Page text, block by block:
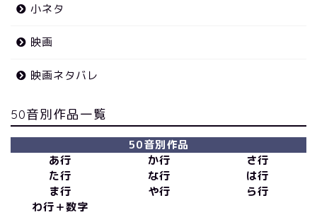
小ネタ
映画
映画ネタバレ
50音別作品一覧
50音別作品
あ行
か行
さ行
た行
な行
は行
ま行
や行
ら行
わ行＋数字